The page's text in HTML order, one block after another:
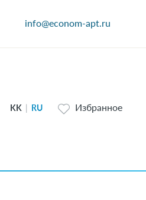
info@econom-apt.ru
KK | RU Избранное